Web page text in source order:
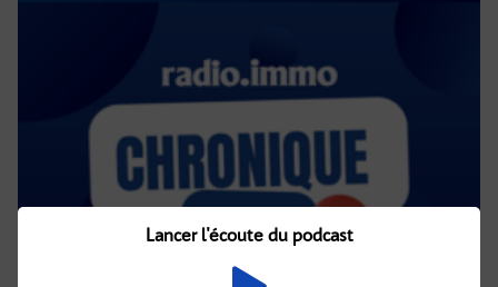
Lancer l'écoute du podcast